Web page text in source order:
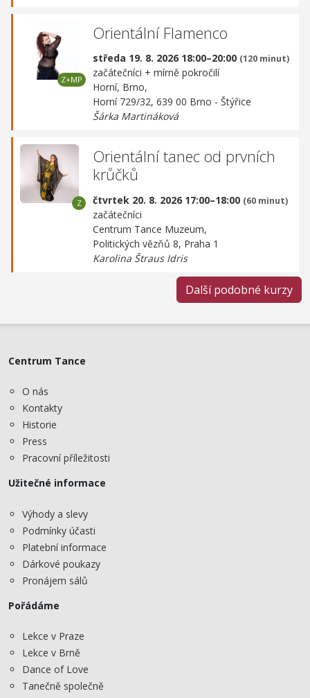
Orientální Flamenco
středa 19. 8. 2026 18:00–20:00 (120 minut)
začátečníci + mírně pokročilí
Horní, Brno,
Horní 729/32, 639 00 Brno - Štýřice
Šárka Martináková
Orientální tanec od prvních
krůčků
čtvrtek 20. 8. 2026 17:00–18:00 (60 minut)
začátečníci
Centrum Tance Muzeum,
Politických vězňů 8, Praha 1
Karolina Štraus Idris
Další podobné kurzy
Centrum Tance
O nás
Kontakty
Historie
Press
Pracovní příležitosti
Užitečné informace
Výhody a slevy
Podmínky účasti
Platební informace
Dárkové poukazy
Pronájem sálů
Pořádáme
Lekce v Praze
Lekce v Brně
Dance of Love
Tanečně společně